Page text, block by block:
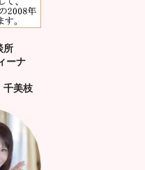
所
ーナ
美枝